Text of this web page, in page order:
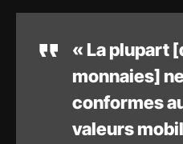
« La plupart
monnaies]
conformes
valeurs